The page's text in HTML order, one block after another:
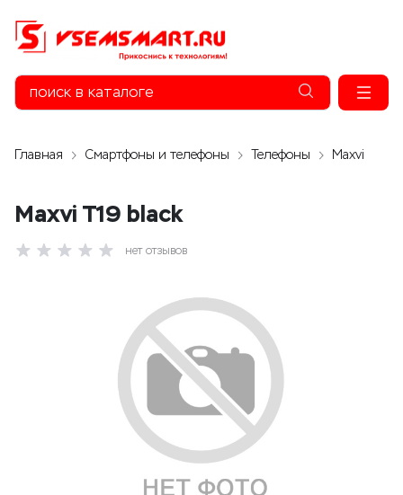
Главная Смартфоны и телефоны Телефоны Maxvi
Maxvi T19 black
нет отзывов